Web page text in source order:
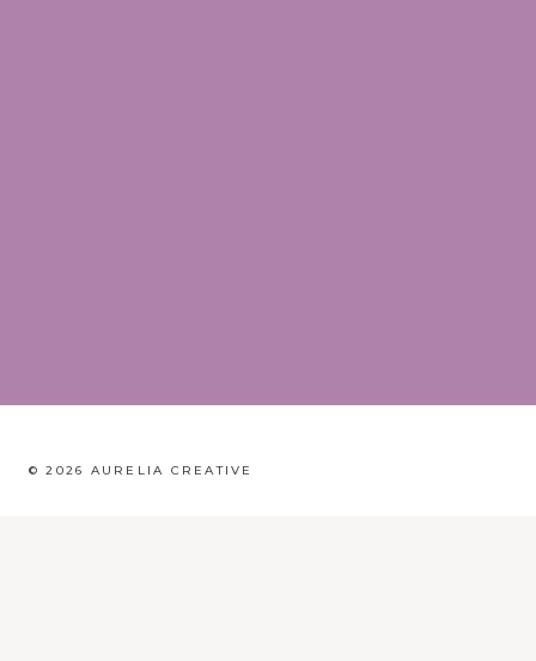
© 2026 AURELIA CREATIVE